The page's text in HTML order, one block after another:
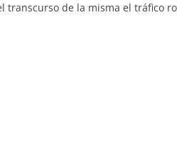
de la misma el tráfico